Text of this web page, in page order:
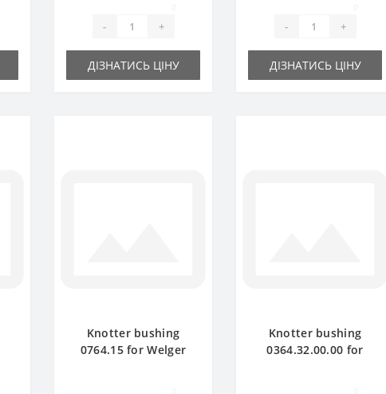
- +
ДІЗНАТИСЬ ЦІНУ
- +
ДІЗНАТИСЬ ЦІНУ
Knotter bushing
0764.15 for Welger
Knotter bushing
0364.32.00.00 for